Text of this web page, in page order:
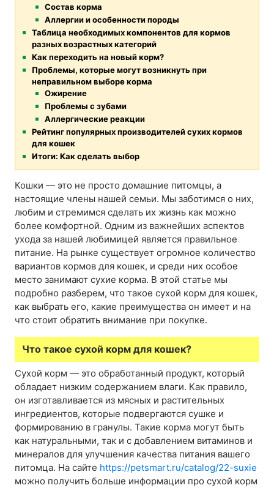
Состав корма
Аллергии и особенности породы
Таблица необходимых компонентов для кормов
разных возрастных категорий
Как переходить на новый корм?
Проблемы, которые могут возникнуть при
неправильном выборе корма
Ожирение
Проблемы с зубами
Аллергические реакции
Рейтинг популярных производителей сухих кормов
для кошек
Итоги: Как сделать выбор
Кошки — это не просто домашние питомцы, а
настоящие члены нашей семьи. Мы заботимся о них,
любим и стремимся сделать их жизнь как можно
более комфортной. Одним из важнейших аспектов
ухода за нашей любимицей является правильное
питание. На рынке существует огромное количество
вариантов кормов для кошек, и среди них особое
место занимают сухие корма. В этой статье мы
подробно разберем, что такое сухой корм для кошек,
как выбрать его, какие преимущества он имеет и на
что стоит обратить внимание при покупке.
Что такое сухой корм для кошек?
Сухой корм — это обработанный продукт, который
обладает низким содержанием влаги. Как правило,
он изготавливается из мясных и растительных
ингредиентов, которые подвергаются сушке и
формированию в гранулы. Такие корма могут быть
как натуральными, так и с добавлением витаминов и
минералов для улучшения качества питания вашего
питомца. На сайте https://petsmart.ru/catalog/22-suxie
можно получить больше информации про сухой корм